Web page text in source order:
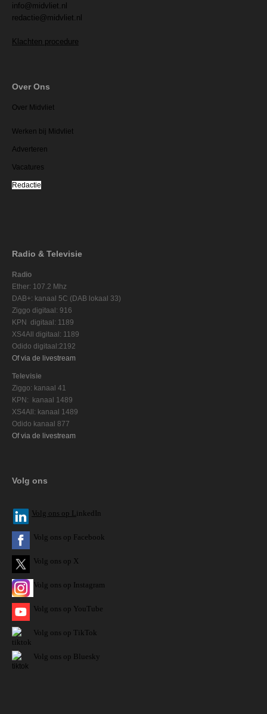
info@midvliet.nl
redactie@midvliet.nl
Klachten procedure
Over Ons
Over Midvliet
Werken bij Midvliet
Adverteren
Vacatures
Redactie
Radio & Televisie
Radio
Ether: 107.2 Mhz
DAB+: kanaal 5C (DAB lokaal 33)
Ziggo digitaal: 916
KPN digitaal: 1189
XS4All digitaal: 1189
Odido digitaal:2192
Of via de livestream
Televisie
Ziggo: kanaal 41
KPN: kanaal 1489
XS4All: kanaal 1489
Odido kanaal 877
Of via de livestream
Volg ons
Volg ons op L inkedIn
Volg ons op Facebook
Volg ons op X
Volg ons op Instagram
Volg ons op YouTube
Volg ons op TikTok
Volg ons op Bluesky